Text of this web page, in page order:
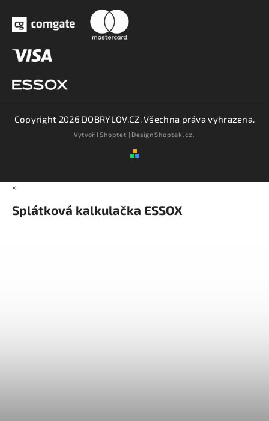
Copyright 2026 DOBRYLOV.CZ. Všechna práva vyhrazena.
VytvořilShoptet | DesignShoptak.cz.
×
Splátková kalkulačka ESSOX